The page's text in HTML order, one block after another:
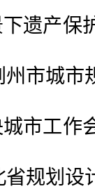
遗产保
市城市
市工作
规划设